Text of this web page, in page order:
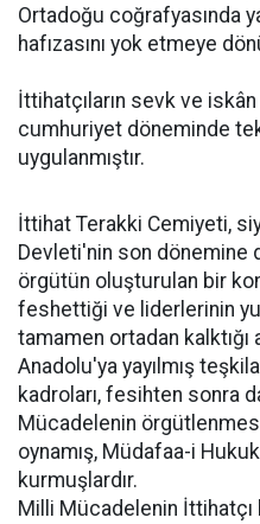
Ortadoğu coğrafyasında
hafızasını yok etmeye
İttihatçıların sevk ve
cumhuriyet döneminde
uygulanmıştır.
İttihat Terakki Cemiyeti,
Devleti'nin son dönemine
örgütün oluşturulan bir
feshettiği ve liderlerinin
tamamen ortadan
Anadolu'ya yayılmış
kadroları, fesihten sonra
Mücadelenin
oynamış, Müdafaa-i
kurmuşlardır.
Milli Mücadelenin